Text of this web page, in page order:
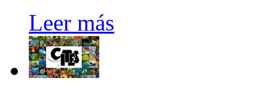
Leer más